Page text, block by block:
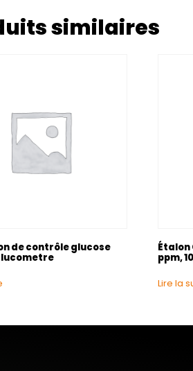
similaires
de contrôle glucose Étalon
ppm,
Lire la